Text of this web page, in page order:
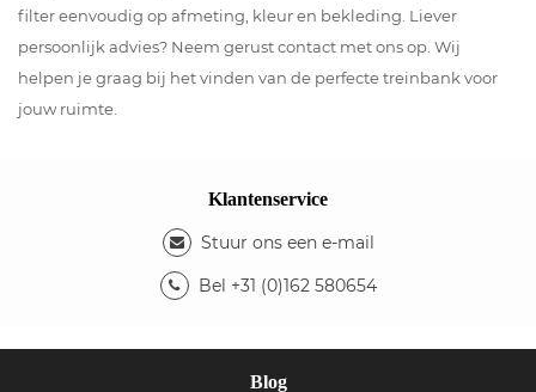
filter eenvoudig op afmeting, kleur en bekleding. Liever
persoonlijk advies? Neem gerust contact met ons op. Wij
helpen je graag bij het vinden van de perfecte treinbank voor
jouw ruimte.
Klantenservice
Stuur ons een e-mail
Bel +31 (0)162 580654
Blog